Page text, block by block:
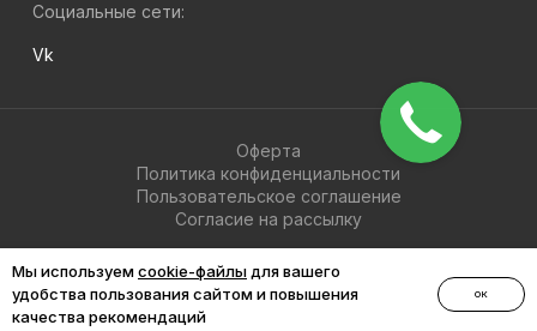
Социальные сети:
Vk
© 2026 BRIGHT-MEN
Оферта
Политика конфиденциальности
Пользовательское соглашение
Согласие на рассылку
ОК
Мы используемcookie-файлы для вашего
удобства пользования сайтом и повышения
качества рекомендаций